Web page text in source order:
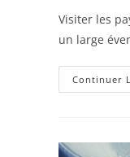
Visiter les
un large
Continuer